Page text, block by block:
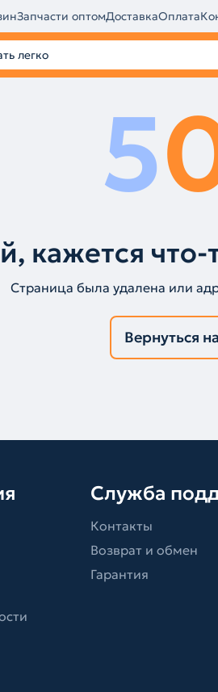
Запчасти оптомДоставкаОплата
5
кажется
Страница была удалена или
Вернуться
Служба
Контакты
Возврат и обмен
Гарантия